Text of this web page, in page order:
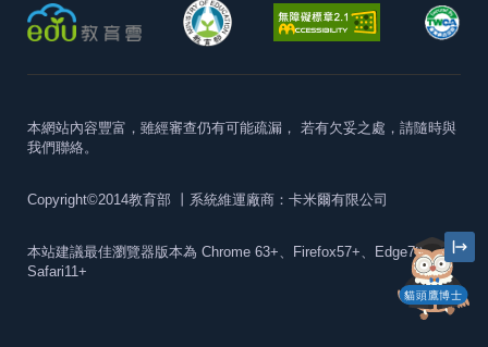
貓頭鷹博士
本網站內容豐富，雖經審查仍有可能疏漏， 若有欠妥之處，請隨時與
我們聯絡。
Copyright©2014教育部 丨系統維運廠商：卡米爾有限公司
本站建議最佳瀏覽器版本為 Chrome 63+、Firefox57+、Edge79+及
Safari11+